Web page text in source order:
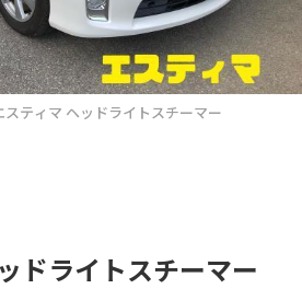
スティマ ヘッドライトスチーマー
ドライトスチーマー